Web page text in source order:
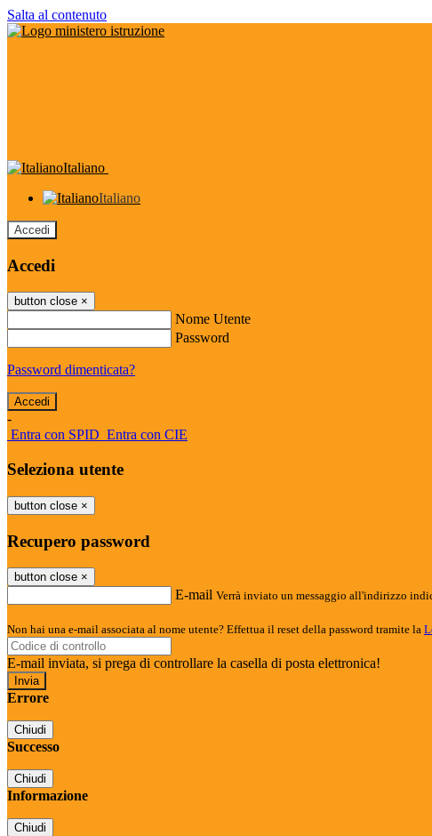
Salta al contenuto
Italiano
Italiano
Accedi
Accedi
button close ×
Nome Utente
Password
Password dimenticata?
-
Entra con SPID Entra con CIE
Seleziona utente
button close ×
Recupero password
button close ×
E-mail Verrà inviato un messaggio all'indirizzo
Non hai una e-mail associata al nome utente? Effettua il reset della password tramite la
E-mail inviata, si prega di controllare la casella di posta elettronica!
Errore
Chiudi
Successo
Chiudi
Informazione
Chiudi